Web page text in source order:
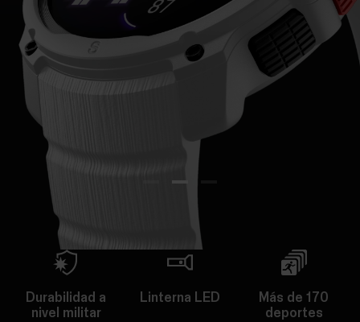
Durabilidad a
nivel militar
Linterna LED
Más de 170
deportes